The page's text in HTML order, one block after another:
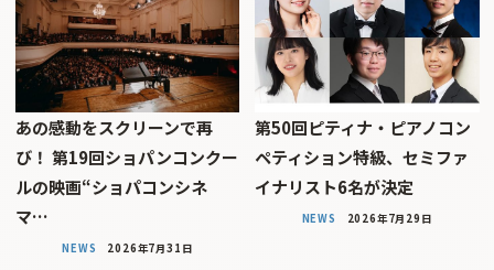
あの感動をスクリーンで再
び！ 第19回ショパンコンクー
ルの映画“ショパコンシネ
マ…
NEWS 2026年7月31日
第50回ピティナ・ピアノコン
ペティション特級、セミファ
イナリスト6名が決定
NEWS 2026年7月29日